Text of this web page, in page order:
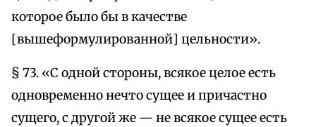
которое было бы в качестве
[вышеформулированной] цельности».
§ 73. «С одной стороны, всякое целое есть
одновременно нечто сущее и причастно
сущего, с другой же — не всякое сущее есть